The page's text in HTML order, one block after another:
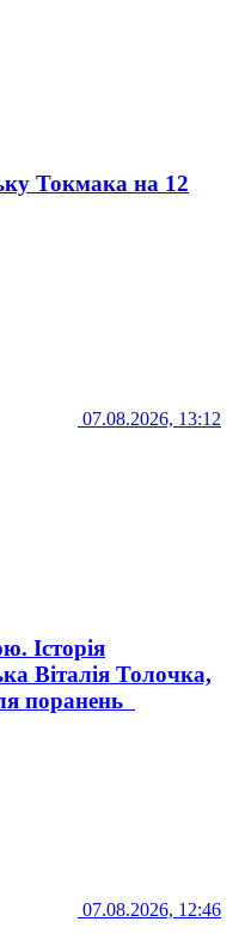
Токмака на 12
07.08.2026, 13:12
Історія
Віталія Толочка,
поранень
07.08.2026, 12:46